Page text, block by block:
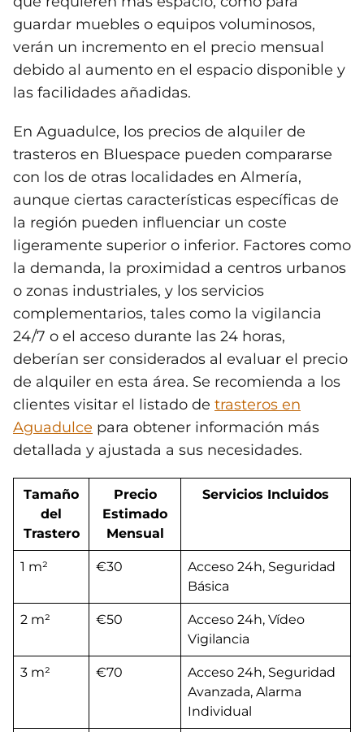
guardar muebles o equipos voluminosos,
verán un incremento en el precio mensual
debido al aumento en el espacio disponible y
las facilidades añadidas.
En Aguadulce, los precios de alquiler de
trasteros en Bluespace pueden compararse
con los de otras localidades en Almería,
aunque ciertas características específicas de
la región pueden influenciar un coste
ligeramente superior o inferior. Factores como
la demanda, la proximidad a centros urbanos
o zonas industriales, y los servicios
complementarios, tales como la vigilancia
24/7 o el acceso durante las 24 horas,
deberían ser considerados al evaluar el precio
de alquiler en esta área. Se recomienda a los
clientes visitar el listado de trasteros en
Aguadulce para obtener información más
detallada y ajustada a sus necesidades.
Tamaño
del
Trastero
Precio
Estimado
Mensual
Servicios Incluidos
1 m² €30
Acceso 24h, Seguridad
Básica
2 m² €50
Acceso 24h, Vídeo
Vigilancia
3 m² €70
Acceso 24h, Seguridad
Avanzada, Alarma
Individual